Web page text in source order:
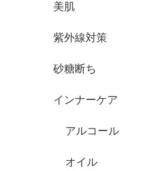
美肌
紫外線対策
砂糖断ち
インナーケア
アルコール
オイル